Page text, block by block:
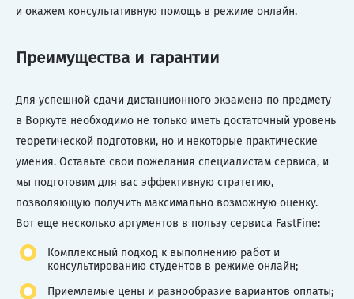
и окажем консультативную помощь в режиме онлайн.
Преимущества и гарантии
Для успешной сдачи дистанционного экзамена по предмету
в Воркуте необходимо не только иметь достаточный уровень
теоретической подготовки, но и некоторые практические
умения. Оставьте свои пожелания специалистам сервиса, и
мы подготовим для вас эффективную стратегию,
позволяющую получить максимально возможную оценку.
Вот еще несколько аргументов в пользу сервиса FastFine:
Комплексный подход к выполнению работ и
консультированию студентов в режиме онлайн;
Приемлемые цены и разнообразие вариантов оплаты;